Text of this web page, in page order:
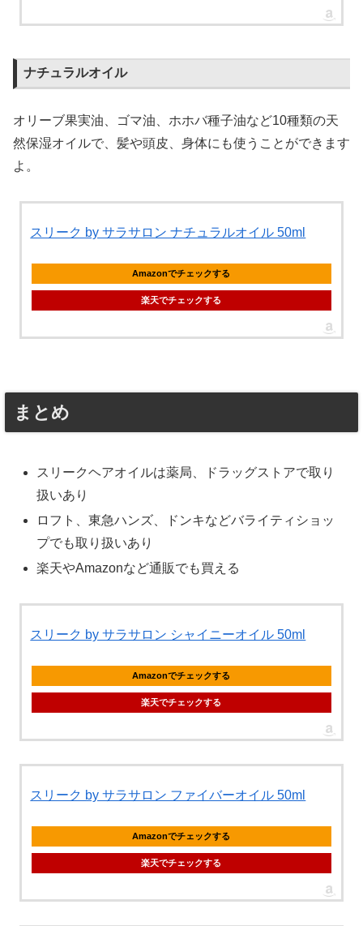
ナチュラルオイル
オリーブ果実油、ゴマ油、ホホバ種子油など10種類の天
然保湿オイルで、髪や頭皮、身体にも使うことができます
よ。
スリーク by サラサロン ナチュラルオイル 50ml
Amazonでチェックする
楽天でチェックする
まとめ
スリークヘアオイルは薬局、ドラッグストアで取り
扱いあり
ロフト、東急ハンズ、ドンキなどバライティショッ
プでも取り扱いあり
楽天やAmazonなど通販でも買える
スリーク by サラサロン シャイニーオイル 50ml
Amazonでチェックする
楽天でチェックする
スリーク by サラサロン ファイバーオイル 50ml
Amazonでチェックする
楽天でチェックする